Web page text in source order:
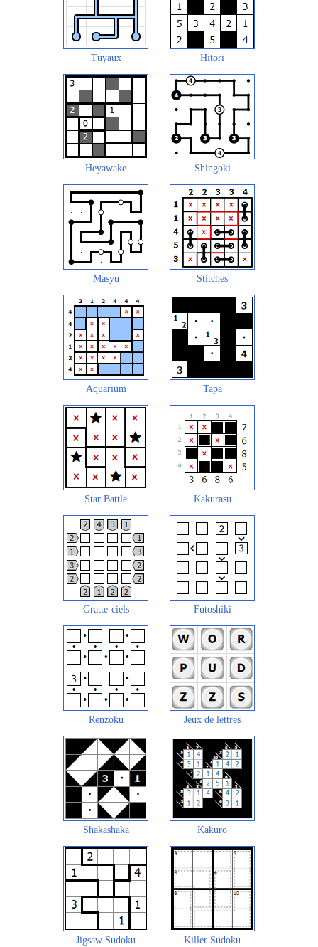
Tuyaux Hitori
Heyawake Shingoki
Masyu Stitches
Aquarium Tapa
Star Battle Kakurasu
Gratte-ciels Futoshiki
Renzoku Jeux de lettres
Shakashaka Kakuro
Jigsaw Sudoku Killer Sudoku